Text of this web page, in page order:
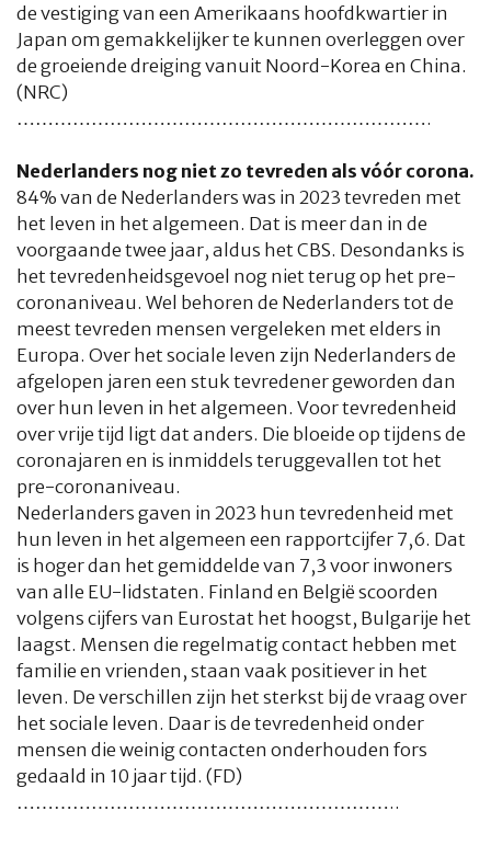
de vestiging van een Amerikaans hoofdkwartier in
Japan om gemakkelijker te kunnen overleggen over
de groeiende dreiging vanuit Noord-Korea en China.
(NRC)
………………………………………………………….
Nederlanders nog niet zo tevreden als vóór corona.
84% van de Nederlanders was in 2023 tevreden met
het leven in het algemeen. Dat is meer dan in de
voorgaande twee jaar, aldus het CBS. Desondanks is
het tevredenheidsgevoel nog niet terug op het pre-
coronaniveau. Wel behoren de Nederlanders tot de
meest tevreden mensen vergeleken met elders in
Europa. Over het sociale leven zijn Nederlanders de
afgelopen jaren een stuk tevredener geworden dan
over hun leven in het algemeen. Voor tevredenheid
over vrije tijd ligt dat anders. Die bloeide op tijdens de
coronajaren en is inmiddels teruggevallen tot het
pre-coronaniveau.
Nederlanders gaven in 2023 hun tevredenheid met
hun leven in het algemeen een rapportcijfer 7,6. Dat
is hoger dan het gemiddelde van 7,3 voor inwoners
van alle EU-lidstaten. Finland en België scoorden
volgens cijfers van Eurostat het hoogst, Bulgarije het
laagst. Mensen die regelmatig contact hebben met
familie en vrienden, staan vaak positiever in het
leven. De verschillen zijn het sterkst bij de vraag over
het sociale leven. Daar is de tevredenheid onder
mensen die weinig contacten onderhouden fors
gedaald in 10 jaar tijd. (FD)
……………………………………………………..